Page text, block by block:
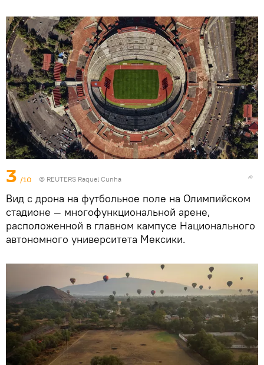
3 /10 © REUTERS Raquel Cunha
Вид с дрона на футбольное поле на Олимпийском
стадионе — многофункциональной арене,
расположенной в главном кампусе Национального
автономного университета Мексики.